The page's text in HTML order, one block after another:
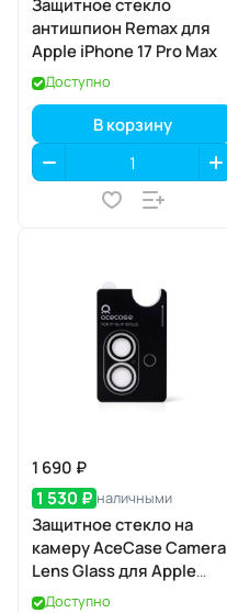
Защитное стекло
антишпион Remax для
Apple iPhone 17 Pro Max
Доступно
В корзину
1 690 ₽
1 530 ₽ наличными
Защитное стекло на
камеру AceCase Camera
Lens Glass для Apple
iPhone 17
Доступно